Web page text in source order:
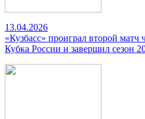
13.04.2026
«Кузбасс» проиграл второй матч
Кубка России и завершил сезон